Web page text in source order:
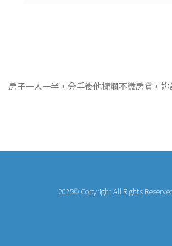
房子一人一半，分手後他擺爛不繳房貸，妳
2025© Copyright All Rights